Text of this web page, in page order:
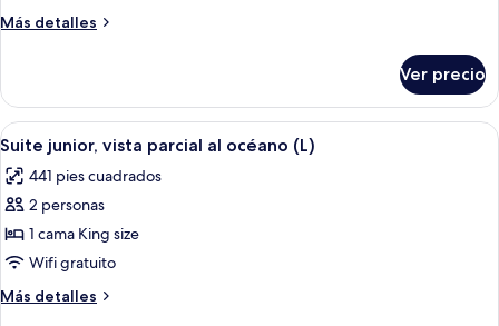
Garden
Más detalles
Más
Junior
with
Garden
Ver precio
Abrir
todas
las
fotos
de
Suite
junior,
vista
Habitación de hotel moderna con
6
Suite junior, vista parcial al océano (L)
441 pies cuadrados
2 personas
1 cama King size
Wifi gratuito
Más detalles
Más